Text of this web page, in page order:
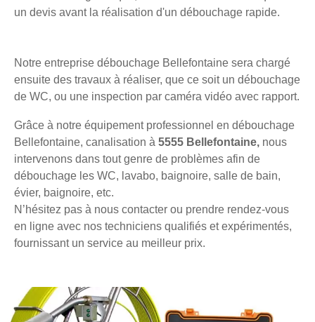
un devis avant la réalisation d'un débouchage rapide.
Notre entreprise débouchage Bellefontaine sera chargé
ensuite des travaux à réaliser, que ce soit un débouchage
de WC, ou une inspection par caméra vidéo avec rapport.
Grâce à notre équipement professionnel en débouchage
Bellefontaine, canalisation à 5555 Bellefontaine, nous
intervenons dans tout genre de problèmes afin de
débouchage les WC, lavabo, baignoire, salle de bain,
évier, baignoire, etc.
N’hésitez pas à nous contacter ou prendre rendez-vous
en ligne avec nos techniciens qualifiés et expérimentés,
fournissant un service au meilleur prix.